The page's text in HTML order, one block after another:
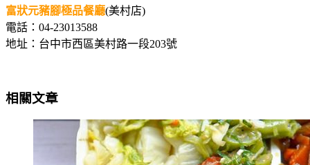
富狀元豬腳極品餐廳(美村店)
電話：04-23013588
地址：台中市西區美村路一段203號
相關文章